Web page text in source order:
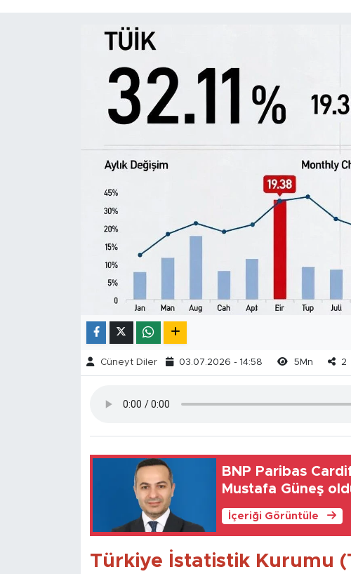
Cüneyt Diler 03.07.2026 - 14:58 5Mn 2
BNP Paribas
Mustafa Güneş
İçeriği Görüntüle
Türkiye İstatistik Kurumu